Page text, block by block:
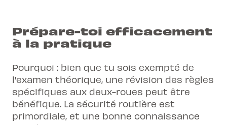
Prépare-toi efficacement
à la pratique
Pourquoi : bien que tu sois exempté de
l'examen théorique, une révision des règles
spécifiques aux deux-roues peut être
bénéfique. La sécurité routière est
primordiale, et une bonne connaissance